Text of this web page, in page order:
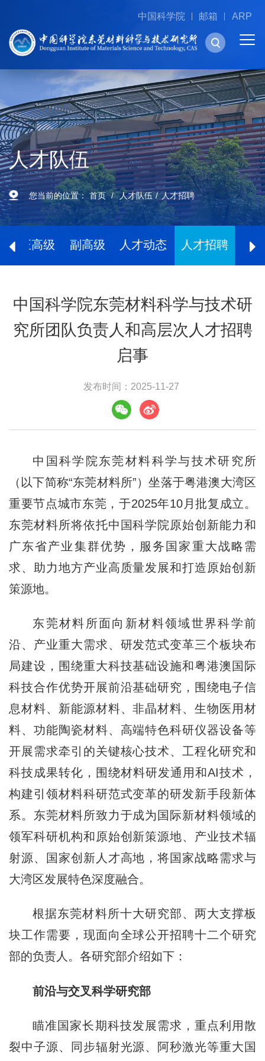
中国科学院 邮箱 ARP
人才队伍
您当前的位置：首页 人才队伍 人才招聘
正高级 副高级 人才动态 人才招聘
中国科学院东莞材料科学与技术研
究所团队负责人和高层次人才招聘
启事
发布时间：2025-11-27
中国科学院东莞材料科学与技术研究所
（以下简称“东莞材料所”）坐落于粤港澳大湾区
重要节点城市东莞，于2025年10月批复成立。
东莞材料所将依托中国科学院原始创新能力和
广东省产业集群优势，服务国家重大战略需
求、助力地方产业高质量发展和打造原始创新
策源地。
东莞材料所面向新材料领域世界科学前
沿、产业重大需求、研发范式变革三个板块布
局建设，围绕重大科技基础设施和粤港澳国际
科技合作优势开展前沿基础研究，围绕电子信
息材料、新能源材料、非晶材料、生物医用材
料、功能陶瓷材料、高端特色科研仪器设备等
开展需求牵引的关键核心技术、工程化研究和
科技成果转化，围绕材料研发通用和AI技术，
构建引领材料科研范式变革的研发新手段新体
系。东莞材料所致力于成为国际新材料领域的
领军科研机构和原始创新策源地、产业技术辐
射源、国家创新人才高地，将国家战略需求与
大湾区发展特色深度融合。
根据东莞材料所十大研究部、两大支撑板
块工作需要，现面向全球公开招聘十二个研究
部的负责人。各研究部介绍如下：
前沿与交叉科学研究部
瞄准国家长期科技发展需求，重点利用散
裂中子源、同步辐射光源、阿秒激光等重大国